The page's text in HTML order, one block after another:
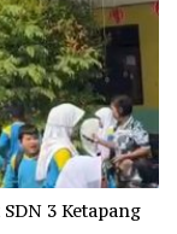
3 Ketapang